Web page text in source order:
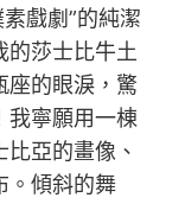
戲劇”的純潔
的莎士比牛土
座的眼淚，驚
我寧願用一棟
亞的畫像、
。傾斜的舞